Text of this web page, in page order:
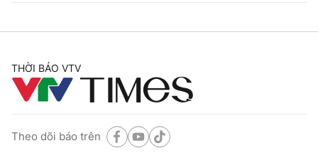
THỜI BÁO VTV
Theo dõi báo trên